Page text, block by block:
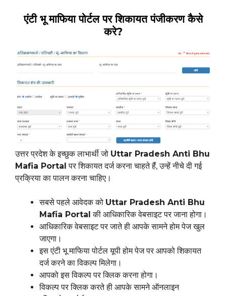
एंटी भू माफिया पोर्टल पर शिकायत पंजीकरण कैसे
करे?
उत्तर प्रदेश के इच्छुक लाभार्थी जो Uttar Pradesh Anti Bhu
Mafia Portal पर शिकायत दर्ज करना चाहते हैं, उन्हें नीचे दी गई
प्रक्रिया का पालन करना चाहिए।
सबसे पहले आवेदक को Uttar Pradesh Anti Bhu
Mafia Portal की आधिकारिक वेबसाइट पर जाना होगा।
आधिकारिक वेबसाइट पर जाते ही आपके सामने होम पेज खुल
जाएगा।
इस एंटी भू माफिया पोर्टल यूपी होम पेज पर आपको शिकायत
दर्ज करने का विकल्प मिलेगा।
आपको इस विकल्प पर क्लिक करना होगा।
विकल्प पर क्लिक करते ही आपके सामने ऑनलाइन